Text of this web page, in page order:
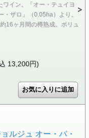
ワイン。「オー・テュイヨ
ザロ」（0.05ha）より。
16ヶ月間の樽熟成。ボリュ
13,200円)
ルジュ オー・バ・